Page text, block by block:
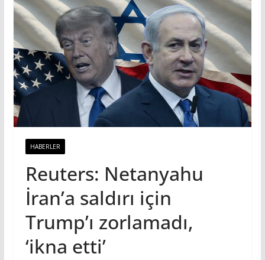
HABERLER
Reuters: Netanyahu
İran’a saldırı için
Trump’ı zorlamadı,
‘ikna etti’